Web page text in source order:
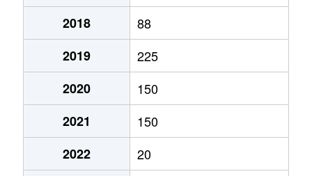
2018
88
2019
225
2020
150
2021
150
2022
20